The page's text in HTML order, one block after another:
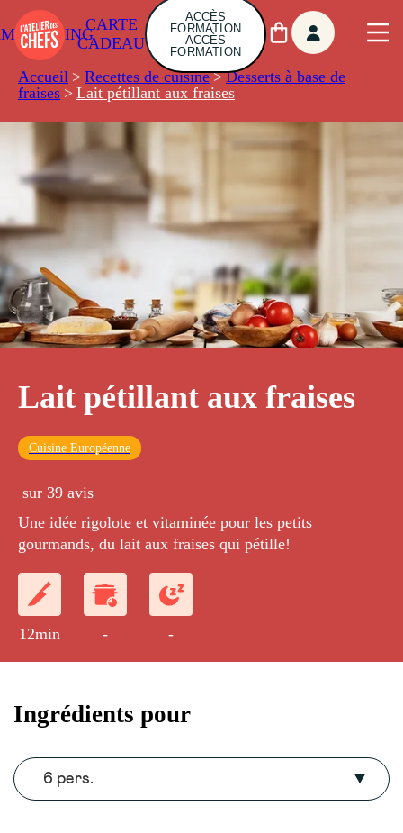
CARTE
CADEAU
ACCÈS
FORMATION
ACCÈS
FORMATION
Accueil > Recettes de cuisine > Desserts à base de
fraises > Lait pétillant aux fraises
Lait pétillant aux fraises
Cuisine Européenne
sur 39 avis
Une idée rigolote et vitaminée pour les petits
gourmands, du lait aux fraises qui pétille!
12min - -
Ingrédients pour
6 pers.